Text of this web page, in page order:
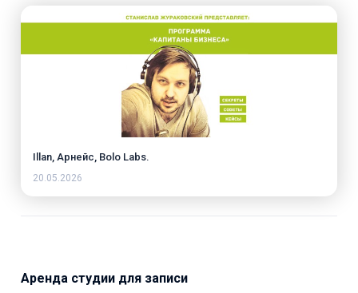
Illan, Арнейс, Bolo Labs.
20.05.2026
Аренда студии для записи